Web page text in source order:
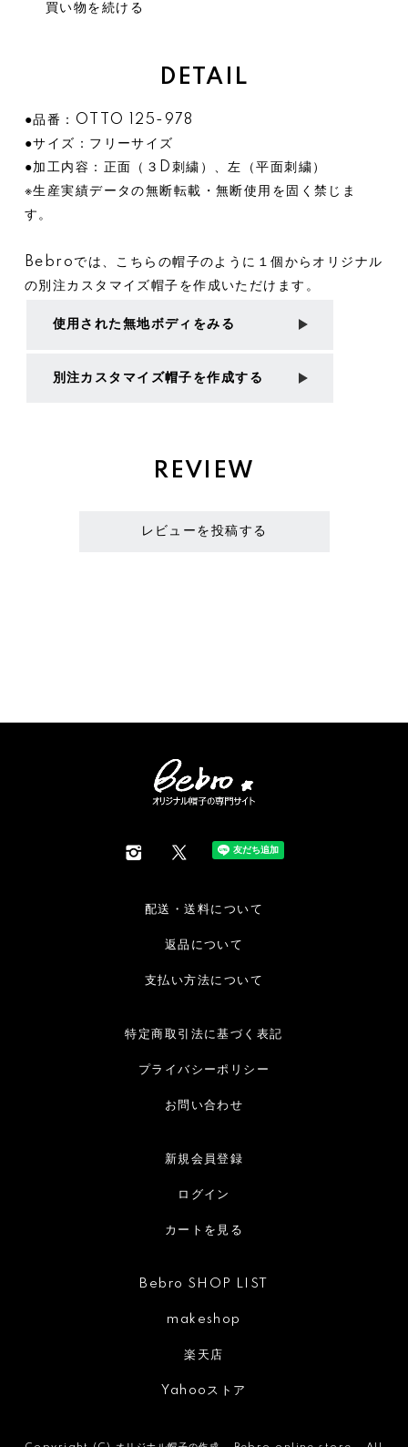
買い物を続ける
DETAIL
●品番：OTTO 125-978
●サイズ：フリーサイズ
●加工内容：正面（３D刺繍）、左（平面刺繍）
※生産実績データの無断転載・無断使用を固く禁じま
す。
Bebroでは、こちらの帽子のように１個からオリジナル
の別注カスタマイズ帽子を作成いただけます。
使用された無地ボディをみる
別注カスタマイズ帽子を作成する
REVIEW
レビューを投稿する
配送・送料について
返品について
支払い方法について
特定商取引法に基づく表記
プライバシーポリシー
お問い合わせ
新規会員登録
ログイン
カートを見る
Bebro SHOP LIST
makeshop
楽天店
Yahooストア